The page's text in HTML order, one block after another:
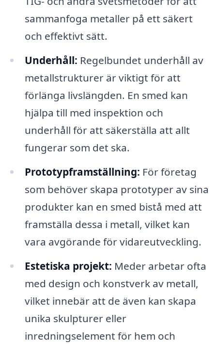
sammanfoga metaller på ett säkert
och effektivt sätt.
Underhåll: Regelbundet underhåll av
metallstrukturer är viktigt för att
förlänga livslängden. En smed kan
hjälpa till med inspektion och
underhåll för att säkerställa att allt
fungerar som det ska.
Prototypframställning: För företag
som behöver skapa prototyper av sina
produkter kan en smed bistå med att
framställa dessa i metall, vilket kan
vara avgörande för vidareutveckling.
Estetiska projekt: Meder arbetar ofta
med design och konstverk av metall,
vilket innebär att de även kan skapa
unika skulpturer eller
inredningselement för hem och